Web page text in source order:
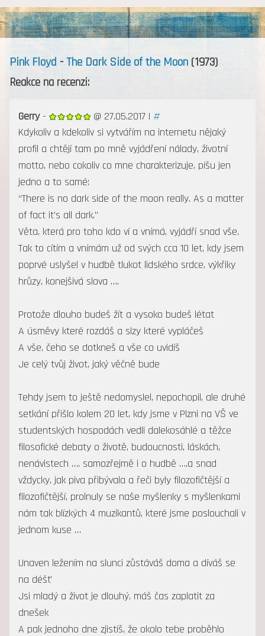
MENU
Pink Floyd -The Dark Side of the Moon(1973)
Reakce na recenzi:
Gerry- @ 27.05.2017 | #
Kdykoliv a kdekoliv si vytvářím na internetu nějaký
profil a chtějí tam po mně vyjádření nálady, životní
motto, nebo cokoliv co mne charakterizuje, píšu jen
jedno a to samé:
“There is no dark side of the moon really. As a matter
of fact it's all dark.”
Věta, která pro toho kdo ví a vnímá, vyjádří snad vše.
Tak to cítím a vnímám už od svých cca 10 let, kdy jsem
poprvé uslyšel v hudbě tlukot lidského srdce, výkřiky
hrůzy, konejšivá slova ….
Protože dlouho budeš žít a vysoko budeš létat
A úsměvy které rozdáš a slzy které vypláčeš
A vše, čeho se dotkneš a vše co uvidíš
Je celý tvůj život, jaký věčně bude
Tehdy jsem to ještě nedomyslel, nepochopil, ale druhé
setkání přišlo kolem 20 let, kdy jsme v Plzni na VŠ ve
studentských hospodách vedli dalekosáhlé a těžce
filosofické debaty o životě, budoucnosti, láskách,
nenávistech …. samozřejmě i o hudbě ….a snad
vždycky, jak piva přibývala a řeči byly filozofičtější a
filozofičtější, prolnuly se naše myšlenky s myšlenkami
nám tak blízkých 4 muzikantů, které jsme poslouchali v
jednom kuse …
Unaven ležením na slunci zůstáváš doma a díváš se
na déšť
Jsi mladý a život je dlouhý, máš čas zaplatit za
dnešek
A pak jednoho dne zjistíš, že okolo tebe proběhlo